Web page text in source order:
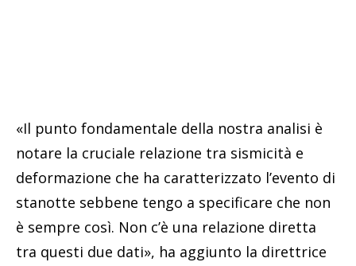
«Il punto fondamentale della nostra analisi è
notare la cruciale relazione tra sismicità e
deformazione che ha caratterizzato l’evento di
stanotte sebbene tengo a specificare che non
è sempre così. Non c’è una relazione diretta
tra questi due dati», ha aggiunto la direttrice